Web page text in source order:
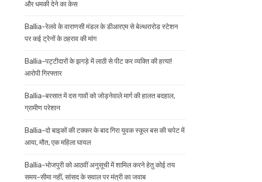
और धमकी देने का केस
Ballia-रेलवे के वाराणसी मंडल के डीआरएम से बेल्थरारोड स्टेशन
पर कई ट्रेनों के ठहराव की मांग
Ballia-पट्टीदारों के झगड़े में लाठी से पीट कर व्यक्ति की हत्या!
आरोपी गिरफ्तार
Ballia-बरसात में दस गावों को जोड़नेवाले मार्ग की हालत बदहाल,
ग्रामीण परेशान
Ballia-दो बाइकों की टक्कर के बाद गिरा युवक स्कूल बस की चपेट में
आया, मौत, एक महिला घायल
Ballia-भोजपुरी को आठवीं अनुसूची में शामिल करने हेतु कोई तय
समय-सीमा नहीं, सांसद के सवाल पर मंत्री का जवाब